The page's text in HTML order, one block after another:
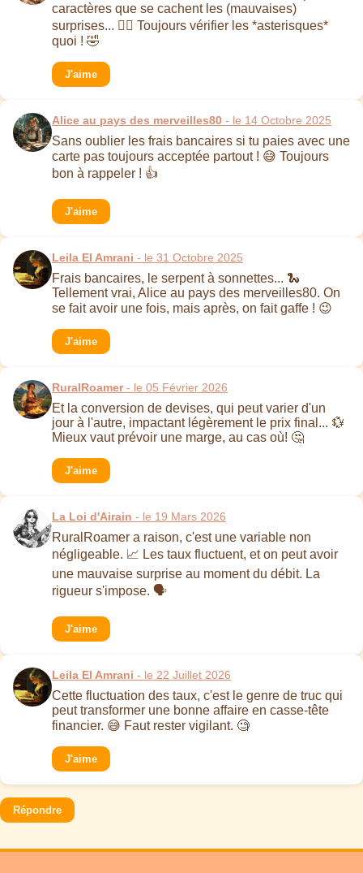
caractères que se cachent les (mauvaises)
surprises... 🕵️‍♂️ Toujours vérifier les *asterisques*
quoi ! 🤣
J'aime
Alice au pays des merveilles80 - le 14 Octobre 2025
Sans oublier les frais bancaires si tu paies avec une
carte pas toujours acceptée partout ! 😅 Toujours
bon à rappeler ! 👍
J'aime
Leila El Amrani - le 31 Octobre 2025
Frais bancaires, le serpent à sonnettes... 🐍
Tellement vrai, Alice au pays des merveilles80. On
se fait avoir une fois, mais après, on fait gaffe ! 😉
J'aime
RuralRoamer- le 05 Février 2026
Et la conversion de devises, qui peut varier d'un
jour à l'autre, impactant légèrement le prix final... 💱
Mieux vaut prévoir une marge, au cas où! 🤔
J'aime
La Loi d'Airain - le 19 Mars 2026
RuralRoamer a raison, c'est une variable non
négligeable. 📈 Les taux fluctuent, et on peut avoir
une mauvaise surprise au moment du débit. La
rigueur s'impose. 🗣
J'aime
Leila El Amrani - le 22 Juillet 2026
Cette fluctuation des taux, c'est le genre de truc qui
peut transformer une bonne affaire en casse-tête
financier. 😅 Faut rester vigilant. 🧐
J'aime
Répondre